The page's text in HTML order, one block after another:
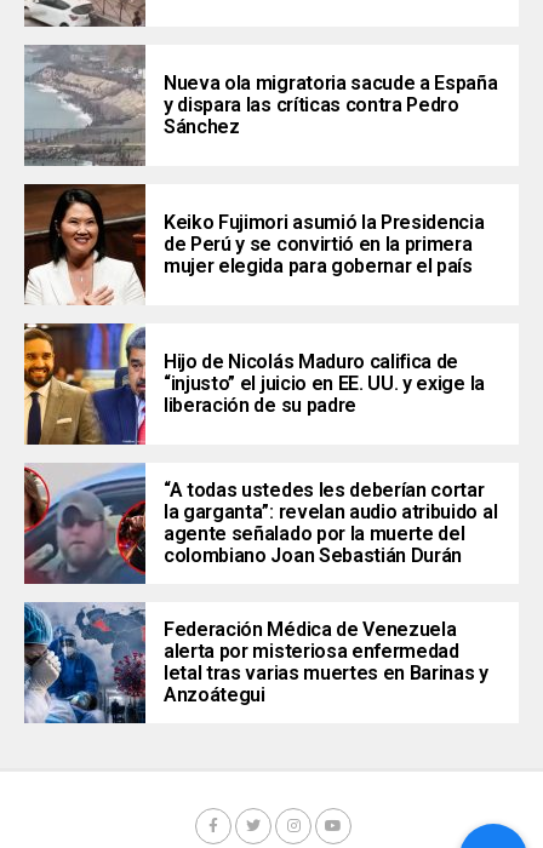
Nueva ola migratoria sacude a España
y dispara las críticas contra Pedro
Sánchez
Keiko Fujimori asumió la Presidencia
de Perú y se convirtió en la primera
mujer elegida para gobernar el país
Hijo de Nicolás Maduro califica de
“injusto” el juicio en EE. UU. y exige la
liberación de su padre
“A todas ustedes les deberían cortar
la garganta”: revelan audio atribuido al
agente señalado por la muerte del
colombiano Joan Sebastián Durán
Federación Médica de Venezuela
alerta por misteriosa enfermedad
letal tras varias muertes en Barinas y
Anzoátegui